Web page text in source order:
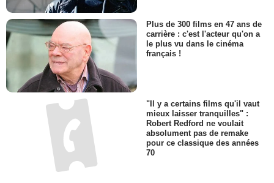
Plus de 300 films en 47 ans de
carrière : c'est l'acteur qu'on a
le plus vu dans le cinéma
français !
"Il y a certains films qu'il vaut
mieux laisser tranquilles" :
Robert Redford ne voulait
absolument pas de remake
pour ce classique des années
70